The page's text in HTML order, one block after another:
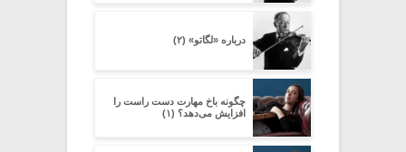
درباره «لگاتو» (۲)
چگونه باخ مهارت دست راست را
افزایش می‌دهد؟ (۱)